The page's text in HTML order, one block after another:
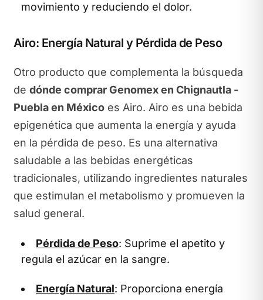
movimiento y reduciendo el dolor.
Airo: Energía Natural y Pérdida de Peso
Otro producto que complementa la búsqueda
de dónde comprar Genomex en Chignautla -
Puebla en Méxicoes Airo. Airo es una bebida
epigenética que aumenta la energía y ayuda
en la pérdida de peso. Es una alternativa
saludable a las bebidas energéticas
tradicionales, utilizando ingredientes naturales
que estimulan el metabolismo y promueven la
salud general.
Pérdida de Peso: Suprime el apetito y
regula el azúcar en la sangre.
Energía Natural: Proporciona energía